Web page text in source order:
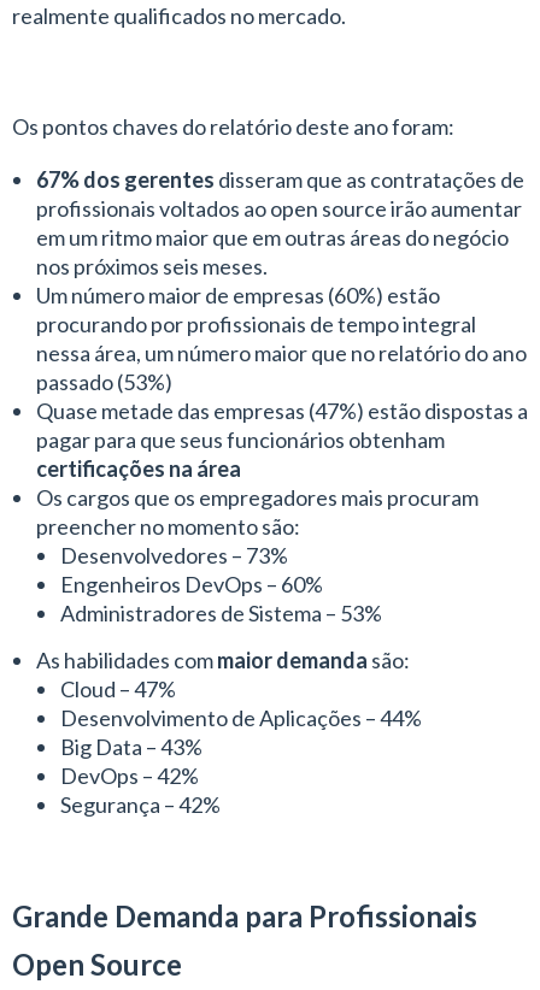
realmente qualificados no mercado.
Os pontos chaves do relatório deste ano foram:
67% dos gerentes disseram que as contratações de
profissionais voltados ao open source irão aumentar
em um ritmo maior que em outras áreas do negócio
nos próximos seis meses.
Um número maior de empresas (60%) estão
procurando por profissionais de tempo integral
nessa área, um número maior que no relatório do ano
passado (53%)
Quase metade das empresas (47%) estão dispostas a
pagar para que seus funcionários obtenham
certificações na área
Os cargos que os empregadores mais procuram
preencher no momento são:
Desenvolvedores – 73%
Engenheiros DevOps – 60%
Administradores de Sistema – 53%
As habilidades commaior demanda são:
Cloud – 47%
Desenvolvimento de Aplicações – 44%
Big Data – 43%
DevOps – 42%
Segurança – 42%
Grande Demanda para Profissionais
Open Source